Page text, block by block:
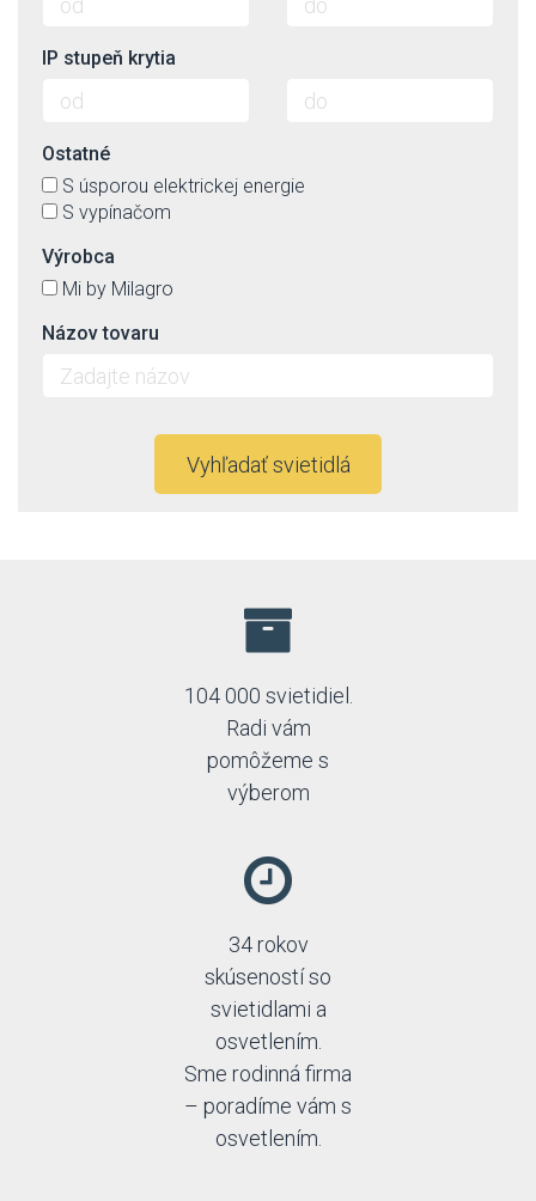
IP stupeň krytia
Ostatné
S úsporou elektrickej energie
S vypínačom
Výrobca
Mi by Milagro
Názov tovaru
Vyhľadať svietidlá
104 000 svietidiel.
Radi vám
pomôžeme s
výberom
34 rokov
skúseností so
svietidlami a
osvetlením.
Sme rodinná firma
– poradíme vám s
osvetlením.